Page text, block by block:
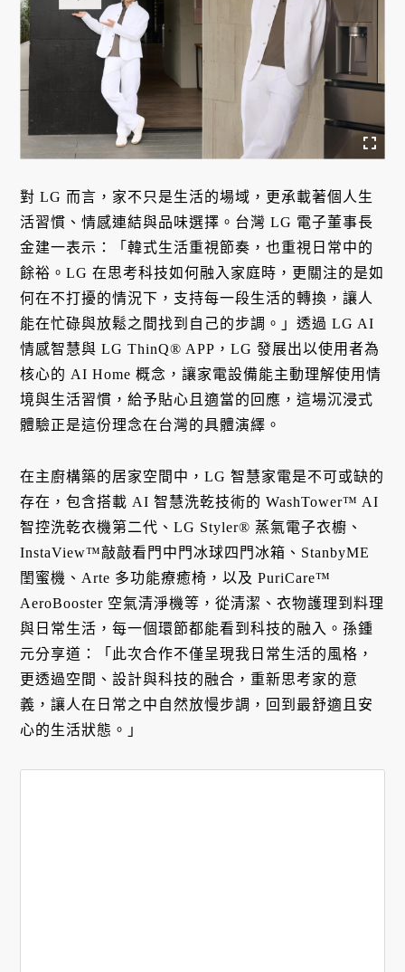
對 LG 而言，家不只是生活的場域，更承載著個人生
活習慣、情感連結與品味選擇。台灣 LG 電子董事長
金建一表示：「韓式生活重視節奏，也重視日常中的
餘裕。LG 在思考科技如何融入家庭時，更關注的是如
何在不打擾的情況下，支持每一段生活的轉換，讓人
能在忙碌與放鬆之間找到自己的步調。」透過 LG AI
情感智慧與 LG ThinQ® APP，LG 發展出以使用者為
核心的 AI Home 概念，讓家電設備能主動理解使用情
境與生活習慣，給予貼心且適當的回應，這場沉浸式
體驗正是這份理念在台灣的具體演繹。
在主廚構築的居家空間中，LG 智慧家電是不可或缺的
存在，包含搭載 AI 智慧洗乾技術的 WashTower™ AI
智控洗乾衣機第二代、LG Styler® 蒸氣電子衣櫥、
InstaView™敲敲看門中門冰球四門冰箱、StanbyME
閨蜜機、Arte 多功能療癒椅，以及 PuriCare™
AeroBooster 空氣清淨機等，從清潔、衣物護理到料理
與日常生活，每一個環節都能看到科技的融入。孫鍾
元分享道：「此次合作不僅呈現我日常生活的風格，
更透過空間、設計與科技的融合，重新思考家的意
義，讓人在日常之中自然放慢步調，回到最舒適且安
心的生活狀態。」